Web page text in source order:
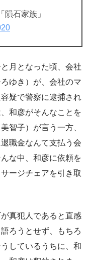
石家族」
月となった頃、会社
ゆき）が、会社のマ
疑で警察に逮捕され
和彦がそんなことを
智子）が言う一方、
職金なんて支払う会
な中、和彦に依頼を
ージチェアを引き取
真犯人であると直感
ろうとせず、もちろ
しているうちに、和